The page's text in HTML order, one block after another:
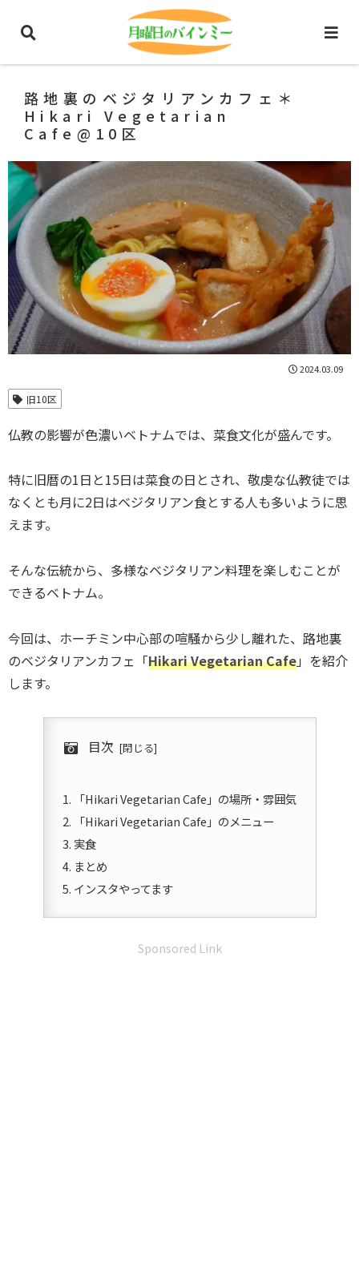
ホーチミングルメ カフェ
路地裏のベジタリアンカフェ＊
Hikari Vegetarian
Cafe@10区
2024.03.09
旧10区
仏教の影響が色濃いベトナムでは、菜食文化が盛んです。
特に旧暦の1日と15日は菜食の日とされ、敬虔な仏教徒では
なくとも月に2日はベジタリアン食とする人も多いように思
えます。
そんな伝統から、多様なベジタリアン料理を楽しむことが
できるベトナム。
今回は、ホーチミン中心部の喧騒から少し離れた、路地裏
のベジタリアンカフェ「Hikari Vegetarian Cafe」を紹介
します。
目次
「Hikari Vegetarian Cafe」の場所・雰囲気
「Hikari Vegetarian Cafe」のメニュー
実食
まとめ
インスタやってます
Sponsored Link